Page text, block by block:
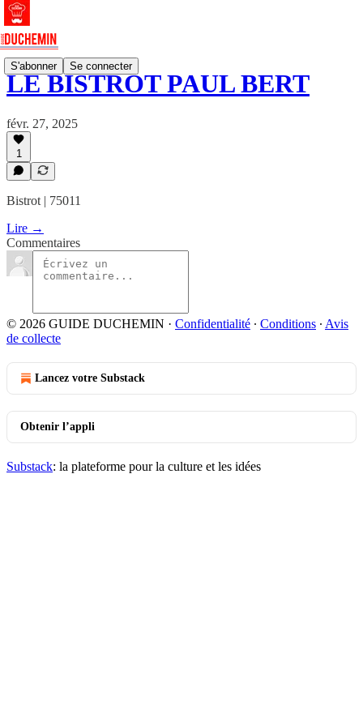
S'abonner Se connecter
LE BISTROT PAUL BERT
févr. 27, 2025
1
Bistrot | 75011
Lire →
Commentaires
© 2026 GUIDE DUCHEMIN · Confidentialité ∙ Conditions ∙ Avis
de collecte
Lancez votre Substack
Obtenir l’appli
Substack: la plateforme pour la culture et les idées